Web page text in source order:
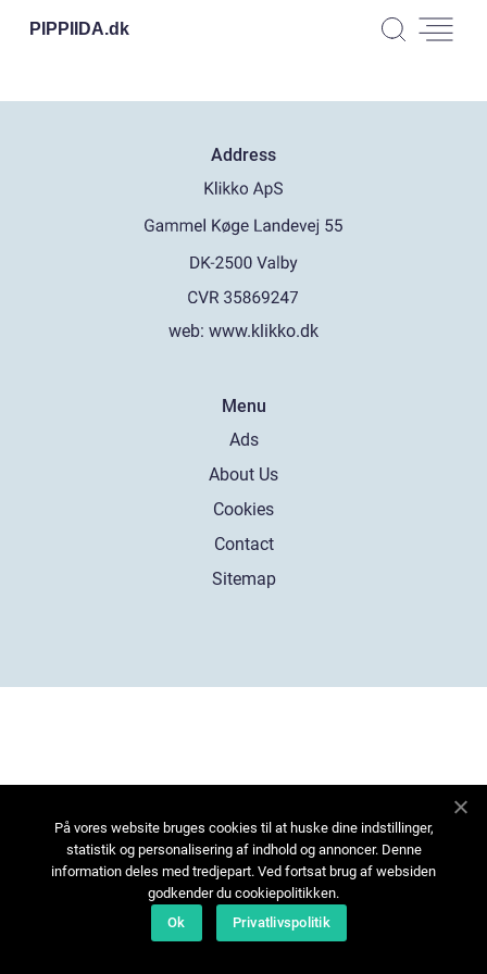
PIPPIIDA.dk
Address
web: www.klikko.dk
Menu
Ads
About Us
Cookies
Contact
Sitemap
På vores website bruges cookies til at huske dine indstillinger,
statistik og personalisering af indhold og annoncer. Denne
information deles med tredjepart. Ved fortsat brug af websiden
godkender du cookiepolitikken.
Ok
Privatlivspolitik